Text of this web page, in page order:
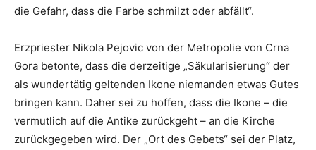
die Gefahr, dass die Farbe schmilzt oder abfällt“.
Erzpriester Nikola Pejovic von der Metropolie von Crna
Gora betonte, dass die derzeitige „Säkularisierung“ der
als wundertätig geltenden Ikone niemanden etwas Gutes
bringen kann. Daher sei zu hoffen, dass die Ikone – die
vermutlich auf die Antike zurückgeht – an die Kirche
zurückgegeben wird. Der „Ort des Gebets“ sei der Platz,